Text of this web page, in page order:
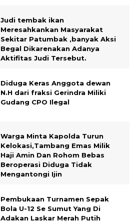
Judi tembak ikan
Meresahkankan Masyarakat
Sekitar Patumbak ,banyak Aksi
Begal Dikarenakan Adanya
Aktifitas Judi Tersebut.
Diduga Keras Anggota dewan
N.H dari fraksi Gerindra Miliki
Gudang CPO Ilegal
Warga Minta Kapolda Turun
Kelokasi,Tambang Emas Milik
Haji Amin Dan Rohom Bebas
Beroperasi Diduga Tidak
Mengantongi Ijin
Pembukaan Turnamen Sepak
Bola U-12 Se Sumut Yang Di
Adakan Laskar Merah Putih